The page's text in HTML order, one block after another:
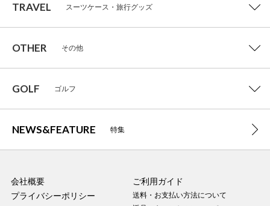
TRAVEL スーツケース・旅行グッズ
OTHER その他
GOLF ゴルフ
NEWS&FEATURE 特集
会社概要
プライバシーポリシー
ご利用ガイド
送料・お支払い方法について